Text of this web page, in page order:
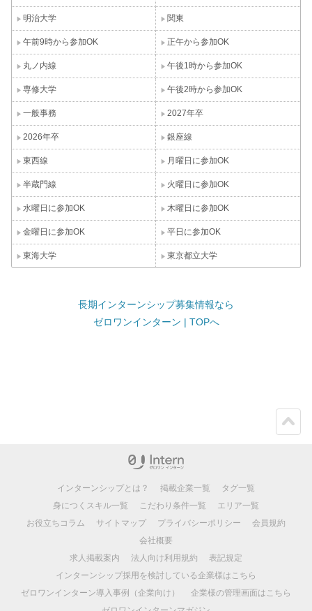
明治大学 関東
午前9時から参加OK 正午から参加OK
丸ノ内線 午後1時から参加OK
専修大学 午後2時から参加OK
一般事務 2027年卒
2026年卒 銀座線
東西線 月曜日に参加OK
半蔵門線 火曜日に参加OK
水曜日に参加OK 木曜日に参加OK
金曜日に参加OK 平日に参加OK
東海大学 東京都立大学
長期インターンシップ募集情報なら
ゼロワンインターン | TOPへ
インターンシップとは？ 掲載企業一覧
タグ一覧
身につくスキル一覧
こだわり条件一覧
エリア一覧
お役立ちコラム
サイトマップ プライバシーポリシー
会員規約
会社概要
求人掲載案内
法人向け利用規約
表記規定
インターンシップ採用を検討している企業様はこちら
ゼロワンインターン導入事例（企業向け）
企業様の管理画面はこちら